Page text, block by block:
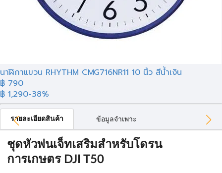
นาฬิกาแขวน RHYTHM CMG716NR11 10 นิ้ว สีน้ำเงิน
฿ 790
฿ 1,290-38%
รายละเอียดสินค้า ข้อมูลจำเพาะ
ชุดหัวพ่นเจ็ทเสริมสำหรับโดรน
การเกษตร DJI T50